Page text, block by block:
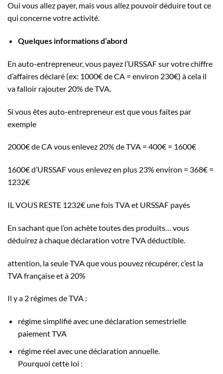
Oui vous allez payer, mais vous allez pouvoir déduire tout ce
qui concerne votre activité.
Quelques informations d’abord
En auto-entrepreneur, vous payez l’URSSAF sur votre chiffre
d’affaires déclaré (ex: 1000€ de CA = environ 230€) à cela il
va falloir rajouter 20% de TVA.
Si vous êtes auto-entrepreneur est que vous faites par
exemple
2000€ de CA vous enlevez 20% de TVA = 400€ = 1600€
1600€ d’URSSAF vous enlevez en plus 23% environ = 368€ =
1232€
IL VOUS RESTE 1232€ une fois TVA et URSSAF payés
En sachant que l’on achète toutes des produits… vous
déduirez à chaque déclaration votre TVA déductible.
attention, la seule TVA que vous pouvez récupérer, c’est la
TVA française et à 20%
Il y a 2 régimes de TVA :
régime simplifié avec une déclaration semestrielle
paiement TVA
régime réel avec une déclaration annuelle.
Pourquoi cette loi :